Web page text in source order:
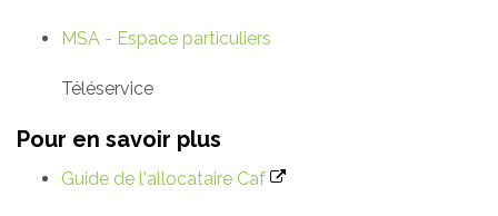
MSA - Espace particuliers
Téléservice
Pour en savoir plus
Guide de l'allocataire Caf